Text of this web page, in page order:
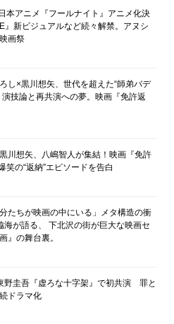
本アニメ『フールナイト』アニメ化決
』新ビジュアルなど続々解禁。アヌシ
画祭
し×黒川想矢、世代を超えた“師弟バデ
演技論と再共演への夢。映画『免許返
川想矢、八嶋智人が集結！映画『免許
笑の“返納”エピソードを告白
たちが映画の中にいる」メタ構造の衝
海が語る、 下北沢の街が巨大な映画セ
』の舞台裏。
野圭吾『虚ろな十字架』で初共演 罪と
ドラマ化